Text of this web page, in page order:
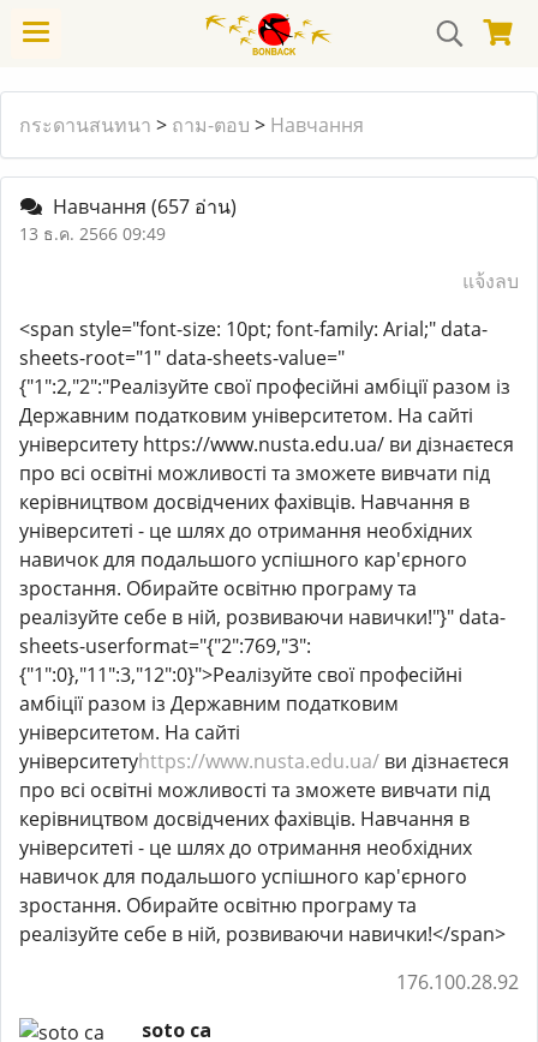
กระดานสนทนา > ถาม-ตอบ > Навчання
Навчання (657 อ่าน)
13 ธ.ค. 2566 09:49
แจ้งลบ
<span style="font-size: 10pt; font-family: Arial;" data-
sheets-root="1" data-sheets-value="
{"1":2,"2":"Реалізуйте свої професійні амбіції разом із
Державним податковим університетом. На сайті
університету https://www.nusta.edu.ua/ ви дізнаєтеся
про всі освітні можливості та зможете вивчати під
керівництвом досвідчених фахівців. Навчання в
університеті - це шлях до отримання необхідних
навичок для подальшого успішного кар'єрного
зростання. Обирайте освітню програму та
реалізуйте себе в ній, розвиваючи навички!"}" data-
sheets-userformat="{"2":769,"3":
{"1":0},"11":3,"12":0}">Реалізуйте свої професійні
амбіції разом із Державним податковим
університетом. На сайті
університетуhttps://www.nusta.edu.ua/ ви дізнаєтеся
про всі освітні можливості та зможете вивчати під
керівництвом досвідчених фахівців. Навчання в
університеті - це шлях до отримання необхідних
навичок для подальшого успішного кар'єрного
зростання. Обирайте освітню програму та
реалізуйте себе в ній, розвиваючи навички!</span>
176.100.28.92
soto ca